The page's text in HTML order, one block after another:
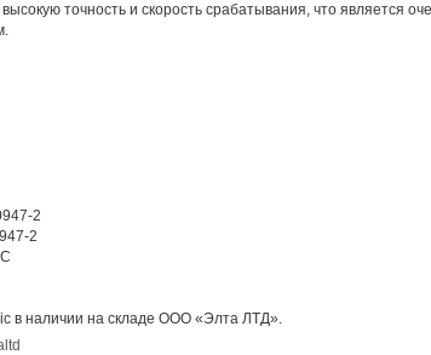
точность и скорость срабатывания, что является
2
2
в наличии на складе ООО «Элта ЛТД».